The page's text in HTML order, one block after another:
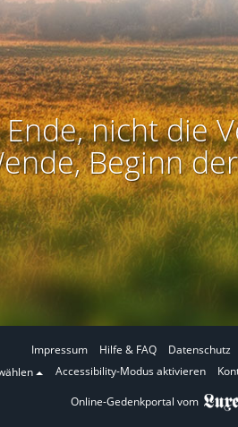
nicht die
Beginn
Impressum
Hilfe & FAQ Datenschutz
IAccessibility-Modus aktivieren
I
K
Online-Gedenkportal vom